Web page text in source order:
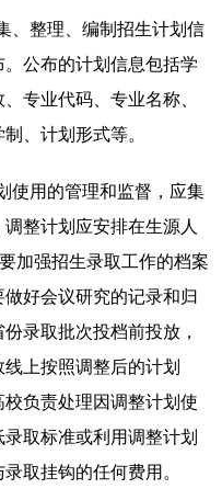
整理、编制招生计划信
公布的计划信息包括学
专业代码、专业名称、
、计划形式等。
用的管理和监督，应集
整计划应安排在生源人
加强招生录取工作的档案
好会议研究的记录和归
录取批次投档前投放，
上按照调整后的计划
负责处理因调整计划使
取标准或利用调整计划
取挂钩的任何费用。